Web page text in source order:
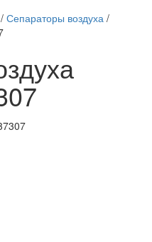
/ Сепараторы воздуха /